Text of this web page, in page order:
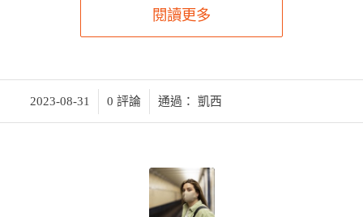
閱讀更多
2023-08-31
/ 0 評論 通過： 凱西